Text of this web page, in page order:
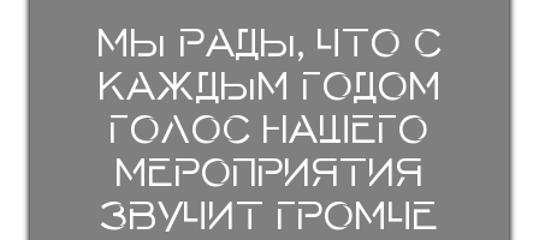
Мы рады, что с
каждым годом
голос нашего
мероприятия
звучит громче